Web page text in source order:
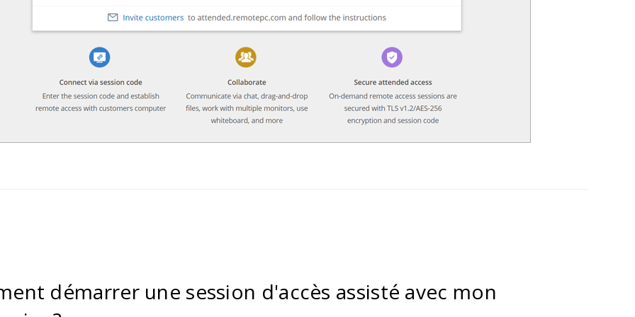
démarrer une session d'accès assisté avec mon